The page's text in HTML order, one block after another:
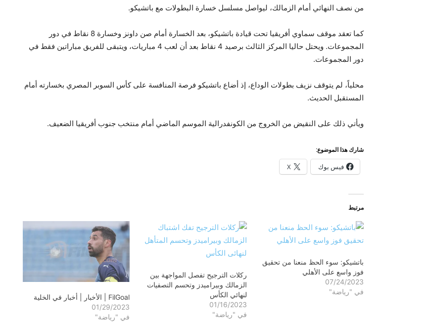
من نصف النهائي أمام الزمالك، ليواصل مسلسل خسارة البطولات مع باتشيكو.
كما تعقد موقف سماوي أفريقيا تحت قيادة باتشيكو، بعد الخسارة أمام صن داونز وخسارة 8 نقاط في دور
المجموعات. ويحتل حاليا المركز الثالث برصيد 4 نقاط بعد أن لعب 4 مباريات، ويتبقى للفريق مباراتين فقط في
دور المجموعات.
محلياً، لم يتوقف نزيف بطولات الوداع، إذ أضاع باتشيكو فرصة المنافسة على كأس السوبر المصري بخسارته أمام
المستقبل الحديث.
ويأتي ذلك على النقيض من الخروج من الكونفدرالية الموسم الماضي أمام منتخب جنوب أفريقيا الضعيف.
شارك هذا الموضوع:
فيس بوك X
مرتبط
باتشيكو: سوء الحظ منعنا من تحقيق
فوز واسع على الأهلي
07/24/2023
في "رياضة"
ركلات الترجيح تفصل المواجهة بين
الزمالك وبيراميدز وتحسم التصفيات
لنهائي الكأس
01/16/2023
في "رياضة"
FilGoal | الأخبار | أخبار في الخلية
01/29/2023
في "رياضة"